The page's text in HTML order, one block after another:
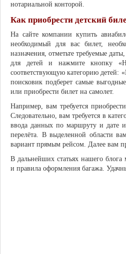
нотариальной конторой.
Как приобрести детский
На сайте компании купить
необходимый для вас билет,
назначения, отметьте требуемые
для детей и нажмите кнопку
соответствующую категорию
поисковик подберет самые
или приобрести билет на самолет.
Например, вам требуется
Следовательно, вам требуется в
ввода данных по маршруту и дате
перелёта. В выделенной области
вариант прямым рейсом. Далее вам
В дальнейших статьях нашего блога
и правила оформления багажа.